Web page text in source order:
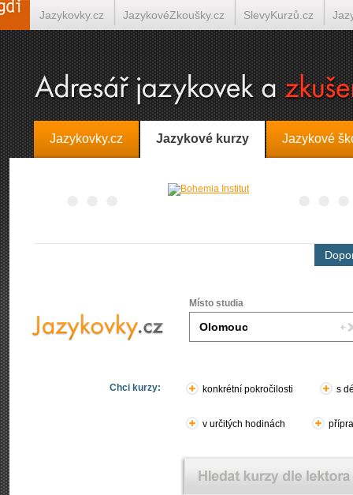
Jazykovky.cz Jazykové kurzy Jazykové
Místo studia
Chci kurzy: konkrétní pokročilosti s
v určitých hodinách
Jazykovky.cz JazykovéZkoušky.cz SlevyKurzů.cz
Španělština on-line Italština on-line Tlumočení-